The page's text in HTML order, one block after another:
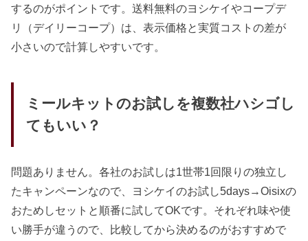
するのがポイントです。送料無料のヨシケイやコープデ
リ（デイリーコープ）は、表示価格と実質コストの差が
小さいので計算しやすいです。
ミールキットのお試しを複数社ハシゴし
てもいい？
問題ありません。各社のお試しは1世帯1回限りの独立し
たキャンペーンなので、ヨシケイのお試し5days→Oisixの
おためしセットと順番に試してOKです。それぞれ味や使
い勝手が違うので、比較してから決めるのがおすすめで